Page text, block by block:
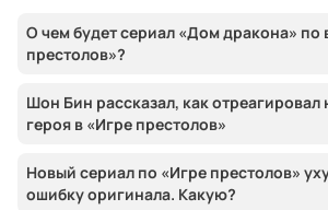
О чем будет сериал «Дом дракона» по
престолов»?
Шон Бин рассказал, как отреагировал
героя в «Игре престолов»
Новый сериал по «Игре престолов»
ошибку оригинала. Какую?